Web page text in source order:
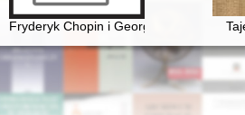
fortepianu
Fryderyk Chopin i George Sand w